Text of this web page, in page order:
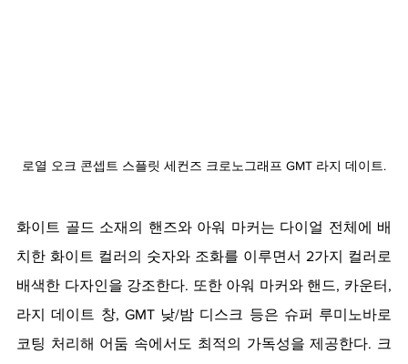
로열 오크 콘셉트 스플릿 세컨즈 크로노그래프 GMT 라지 데이트.
화이트 골드 소재의 핸즈와 아워 마커는 다이얼 전체에 배
치한 화이트 컬러의 숫자와 조화를 이루면서 2가지 컬러로
배색한 다자인을 강조한다. 또한 아워 마커와 핸드, 카운터,
라지 데이트 창, GMT 낮/밤 디스크 등은 슈퍼 루미노바로
코팅 처리해 어둠 속에서도 최적의 가독성을 제공한다. 크